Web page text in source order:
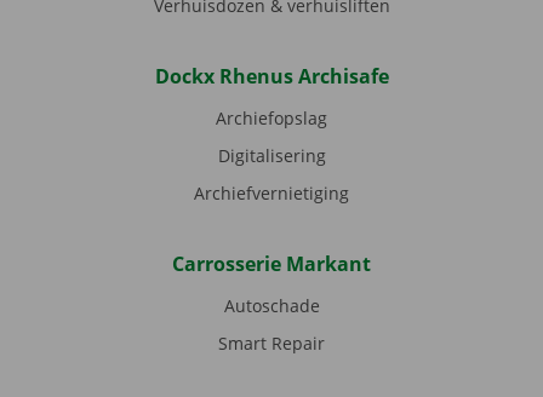
Verhuisdozen & verhuisliften
Dockx Rhenus Archisafe
Archiefopslag
Digitalisering
Archiefvernietiging
Carrosserie Markant
Autoschade
Smart Repair